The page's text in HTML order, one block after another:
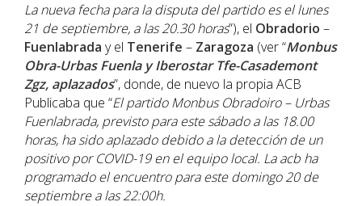
La nueva fecha para la disputa del partido es el lunes
21 de septiembre, a las 20.30 horas”), el Obradorio –
Fuenlabrada y el Tenerife – Zaragoza (ver “Monbus
Obra-Urbas Fuenla y Iberostar Tfe-Casademont
Zgz, aplazados”, donde, de nuevo la propia ACB
Publicaba que “El partido Monbus Obradoiro – Urbas
Fuenlabrada, previsto para este sábado a las 18.00
horas, ha sido aplazado debido a la detección de un
positivo por COVID-19 en el equipo local. La acb ha
programado el encuentro para este domingo 20 de
septiembre a las 22:00h.